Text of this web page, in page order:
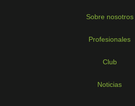
Sobre nosotros
Profesionales
Club
Noticias